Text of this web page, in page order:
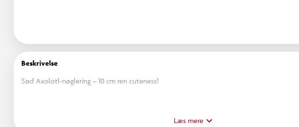
Beskrivelse
Sød Axolotl-nøglering – 10 cm ren cuteness!
sit glade ansigt og fluffy plys er den både sjov og dekorativ – og nem at tage med overalt.
Læs mere